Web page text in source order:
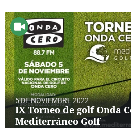
5 DE NOVIEMBRE 2022
IX Torneo de golf Onda
Mediterráneo Golf